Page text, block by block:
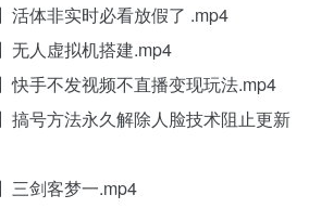
活体非实时必看放假了 .mp4
无人虚拟机搭建.mp4
快手不发视频不直播变现玩法.mp4
搞号方法永久解除人脸技术阻止更新
三剑客梦一.mp4